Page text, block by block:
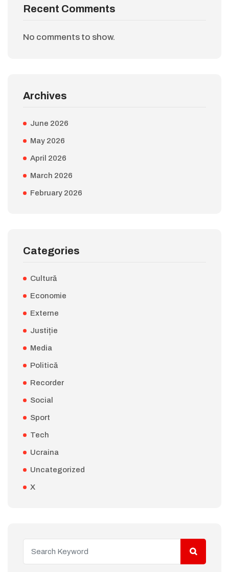
Recent Comments
No comments to show.
Archives
June 2026
May 2026
April 2026
March 2026
February 2026
Categories
Cultură
Economie
Externe
Justiție
Media
Politică
Recorder
Social
Sport
Tech
Ucraina
Uncategorized
X